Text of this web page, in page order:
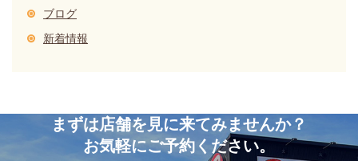
ブログ
新着情報
まずは店舗を見に来てみませんか？
お気軽にご予約ください。